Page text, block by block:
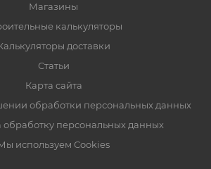
Магазины
калькуляторы
доставки
Статьи
Карта сайта
обработки персональных данных
обработку персональных данных
используем Cookies